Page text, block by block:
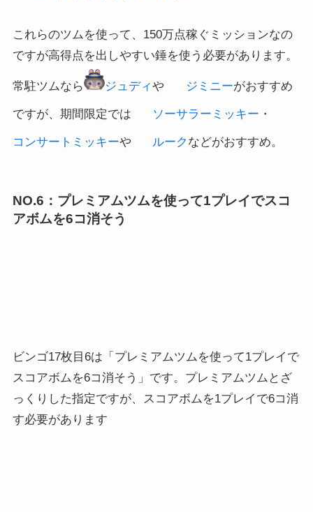
これらのツムを使って、150万点稼ぐミッションなの
ですが高得点を出しやすい錘を使う必要があります。
常駐ツムなら ジュディや ジミニーがおすすめ
ですが、期間限定では ソーサラーミッキー ・
コンサートミッキーや ルーク などがおすすめ。
NO.6：プレミアムツムを使って1プレイでスコ
アボムを6コ消そう
ビンゴ17枚目6は「プレミアムツムを使って1プレイで
スコアボムを6コ消そう」です。プレミアムツムとざ
っくりした指定ですが、スコアボムを1プレイで6コ消
す必要があります